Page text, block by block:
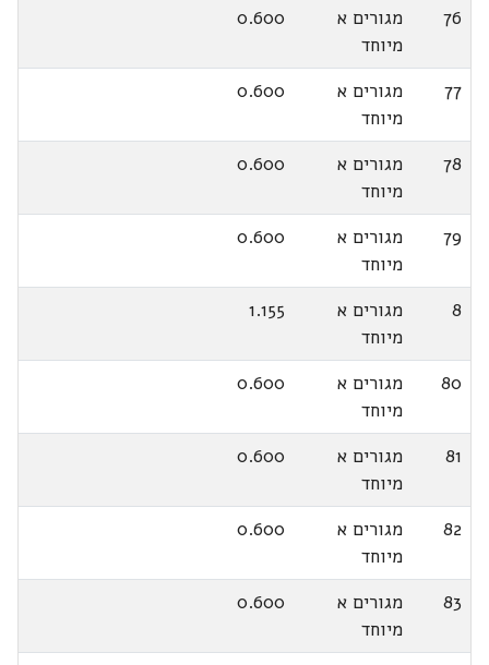
76
מגורים א
מיוחד
0.600
77
מגורים א
מיוחד
0.600
78
מגורים א
מיוחד
0.600
79
מגורים א
מיוחד
0.600
8
מגורים א
מיוחד
1.155
80
מגורים א
מיוחד
0.600
81
מגורים א
מיוחד
0.600
82
מגורים א
מיוחד
0.600
83
מגורים א
מיוחד
0.600